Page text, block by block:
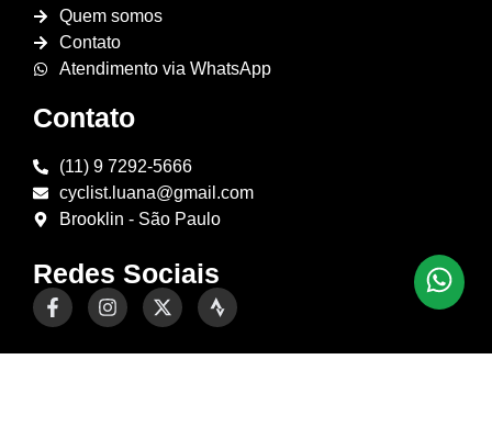
Quem somos
Contato
Atendimento via WhatsApp
Contato
(11) 9 7292-5666
cyclist.luana@gmail.com
Brooklin - São Paulo
Redes Sociais